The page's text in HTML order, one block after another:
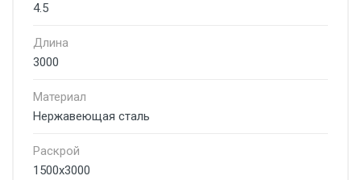
4.5
Длина
3000
Материал
Нержавеющая сталь
Раскрой
1500х3000